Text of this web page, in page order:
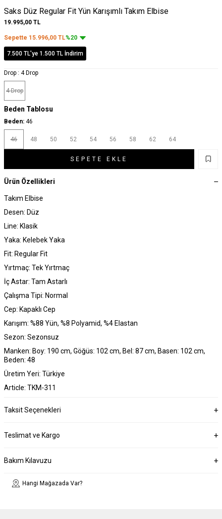
Saks Düz Regular Fit Yün Karışımlı Takım Elbise
19.995,00 TL
Sepette 15.996,00 TL%20
7.500 TL'ye 1.500 TL İndirim
Drop : 4 Drop
4 Drop
Beden Tablosu
Beden: 46
46 48 50 52 54 56 58 62 64
SEPETE EKLE
Ürün Özellikleri
Takım Elbise
Desen: Düz
Line: Klasik
Yaka: Kelebek Yaka
Fit: Regular Fit
Yırtmaç: Tek Yırtmaç
İç Astar: Tam Astarlı
Çalışma Tipi: Normal
Cep: Kapaklı Cep
Karışım: %88 Yün, %8 Polyamid, %4 Elastan
Sezon: Sezonsuz
Manken: Boy: 190 cm, Göğüs: 102 cm, Bel: 87 cm, Basen: 102 cm,
Beden: 48
Üretim Yeri: Türkiye
Article: TKM-311
Taksit Seçenekleri
Teslimat ve Kargo
Bakım Kılavuzu
Hangi Mağazada Var?